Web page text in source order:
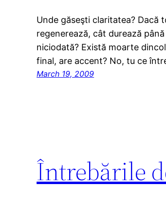
Unde găseşti claritatea? Dacă
regenerează, cât durează
niciodată? Există moarte
final, are accent? No, tu ce
March 19, 2009
Întrebările